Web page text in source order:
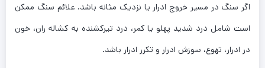
اگر سنگ در مسیر خروج ادرار یا نزدیک مثانه باشد. علائم سنگ ممکن
است شامل درد شدید پهلو یا کمر، درد تیرکشنده به کشاله ران، خون
در ادرار، تهوع، سوزش ادرار و تکرر ادرار باشد.